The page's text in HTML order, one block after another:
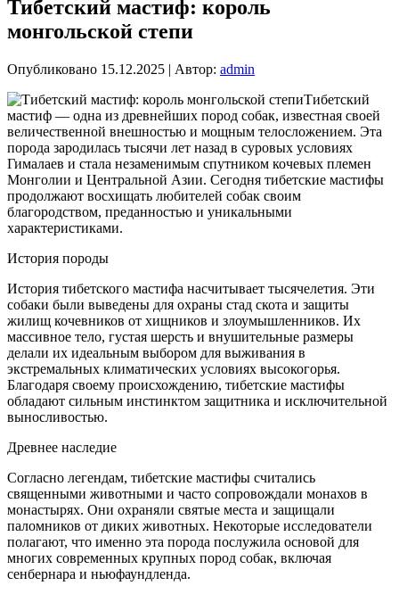
Тибетский мастиф: король
монгольской степи
Опубликовано 15.12.2025 | Автор: admin
Тибетский
мастиф — одна из древнейших пород собак, известная своей
величественной внешностью и мощным телосложением. Эта
порода зародилась тысячи лет назад в суровых условиях
Гималаев и стала незаменимым спутником кочевых племен
Монголии и Центральной Азии. Сегодня тибетские мастифы
продолжают восхищать любителей собак своим
благородством, преданностью и уникальными
характеристиками.
История породы
История тибетского мастифа насчитывает тысячелетия. Эти
собаки были выведены для охраны стад скота и защиты
жилищ кочевников от хищников и злоумышленников. Их
массивное тело, густая шерсть и внушительные размеры
делали их идеальным выбором для выживания в
экстремальных климатических условиях высокогорья.
Благодаря своему происхождению, тибетские мастифы
обладают сильным инстинктом защитника и исключительной
выносливостью.
Древнее наследие
Согласно легендам, тибетские мастифы считались
священными животными и часто сопровождали монахов в
монастырях. Они охраняли святые места и защищали
паломников от диких животных. Некоторые исследователи
полагают, что именно эта порода послужила основой для
многих современных крупных пород собак, включая
сенбернара и ньюфаундленда.